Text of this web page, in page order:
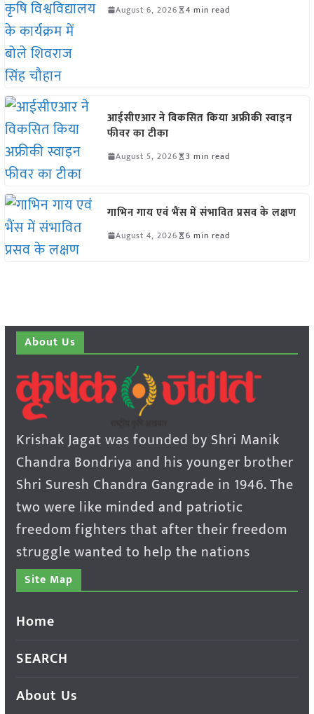
August 6, 2026 4 min read
आईसीएआर ने विकसित किया अफ्रीकी स्वाइन
फीवर का टीका
August 5, 2026 3 min read
गाभिन गाय एवं भैंस में संभावित प्रसव के लक्षण
August 4, 2026 6 min read
About Us
Krishak Jagat was founded by Shri Manik
Chandra Bondriya and his younger brother
Shri Suresh Chandra Gangrade in 1946. The
two were like minded and patriotic
freedom fighters that after their freedom
struggle wanted to help the nations
Site Map
Home
SEARCH
About Us